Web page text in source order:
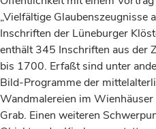
„Vielfältige Glaubenszeugnisse
Inschriften der Lüneburger
enthält 345 Inschriften aus der
bis 1700. Erfaßt sind unter
Bild-Programme der
Wandmalereien im
Grab. Einen weiteren